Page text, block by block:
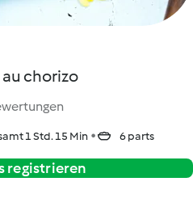
chorizo
1 Std. 15 Min 6 parts
registrieren